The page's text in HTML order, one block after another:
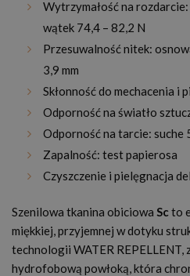
Wytrzymałość na
wątek 74,4 – 82,2 N
Przesuwalność nitek:
3,9 mm
Skłonność do mechacenia i
Odporność na światło
Odporność na tarcie: suche
Zapalność: test papierosa
Czyszczenie i pielęgnacja
Szenilowa tkanina obiciowa Scto
miękkiej, przyjemnej w dotyku
technologii WATER REPELLENT,
hydrofobową powłoką, która